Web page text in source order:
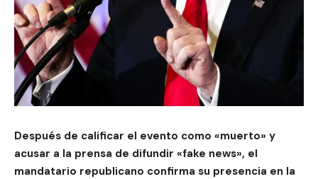
Después de calificar el evento como «muerto» y
acusar a la prensa de difundir «fake news», el
mandatario republicano confirma su presencia en la